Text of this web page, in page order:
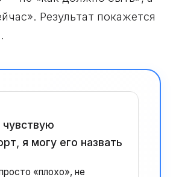
Результат покажется
чувствую
я могу его назвать
«плохо», не